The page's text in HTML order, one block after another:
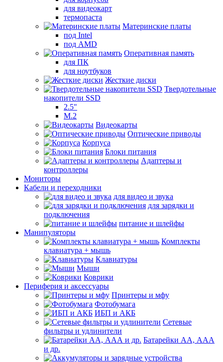
для видеокарт
термопаста
Материнские платы
под Intel
под AMD
Оперативная память
для ПК
для ноутбуков
Жесткие диски
Твердотельные
накопители SSD
2.5"
M.2
Видеокарты
Оптические приводы
Корпуса
Блоки питания
Адаптеры и
контроллеры
Мониторы
Кабели и переходники
для видео и звука
для зарядки и
подключения
питание и шлейфы
Манипуляторы
Комплекты
клавиатура + мышь
Клавиатуры
Мыши
Коврики
Периферия и аксессуары
Принтеры и мфу
Фотобумага
ИБП и АКБ
Сетевые
фильтры и удлинители
Батарейки АА, ААА
и др.